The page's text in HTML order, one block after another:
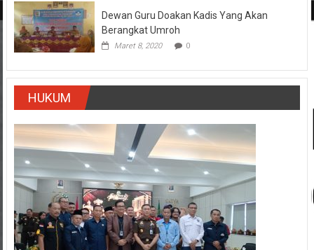
Dewan Guru Doakan Kadis Yang Akan
Berangkat Umroh
Maret 8, 2020 0
HUKUM